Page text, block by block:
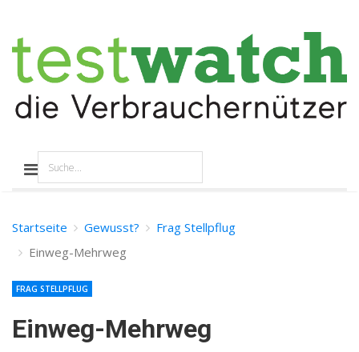
Startseite Gewusst?
Frag Stellpflug
Einweg-Mehrweg
Einweg-Mehrweg
FRAG STELLPFLUG